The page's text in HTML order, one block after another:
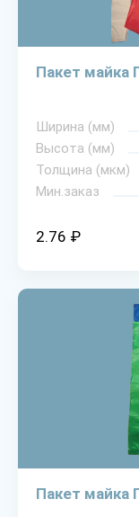
Пакет майка
Ширина (мм)
Высота (мм)
Толщина (мкм)
Мин.заказ
2.76 ₽
Пакет майка